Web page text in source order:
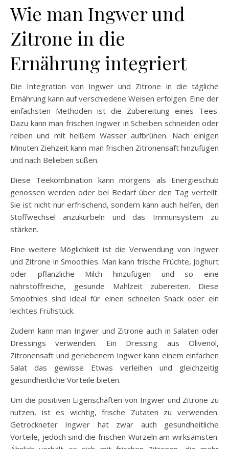
Wie man Ingwer und
Zitrone in die
Ernährung integriert
Die Integration von Ingwer und Zitrone in die tägliche
Ernährung kann auf verschiedene Weisen erfolgen. Eine der
einfachsten Methoden ist die Zubereitung eines Tees.
Dazu kann man frischen Ingwer in Scheiben schneiden oder
reiben und mit heißem Wasser aufbrühen. Nach einigen
Minuten Ziehzeit kann man frischen Zitronensaft hinzufügen
und nach Belieben süßen.
Diese Teekombination kann morgens als Energieschub
genossen werden oder bei Bedarf über den Tag verteilt.
Sie ist nicht nur erfrischend, sondern kann auch helfen, den
Stoffwechsel anzukurbeln und das Immunsystem zu
stärken.
Eine weitere Möglichkeit ist die Verwendung von Ingwer
und Zitrone in Smoothies. Man kann frische Früchte, Joghurt
oder pflanzliche Milch hinzufügen und so eine
nährstoffreiche, gesunde Mahlzeit zubereiten. Diese
Smoothies sind ideal für einen schnellen Snack oder ein
leichtes Frühstück.
Zudem kann man Ingwer und Zitrone auch in Salaten oder
Dressings verwenden. Ein Dressing aus Olivenöl,
Zitronensaft und geriebenem Ingwer kann einem einfachen
Salat das gewisse Etwas verleihen und gleichzeitig
gesundheitliche Vorteile bieten.
Um die positiven Eigenschaften von Ingwer und Zitrone zu
nutzen, ist es wichtig, frische Zutaten zu verwenden.
Getrockneter Ingwer hat zwar auch gesundheitliche
Vorteile, jedoch sind die frischen Wurzeln am wirksamsten.